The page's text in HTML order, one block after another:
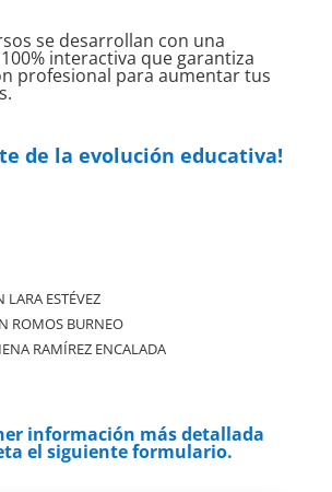
se desarrollan con una
interactiva que garantiza
profesional para aumentar tus
de la evolución educativa!
ESTÉVEZ
ROMOS BURNEO
RAMÍREZ ENCALADA
información más detallada
el siguiente formulario.